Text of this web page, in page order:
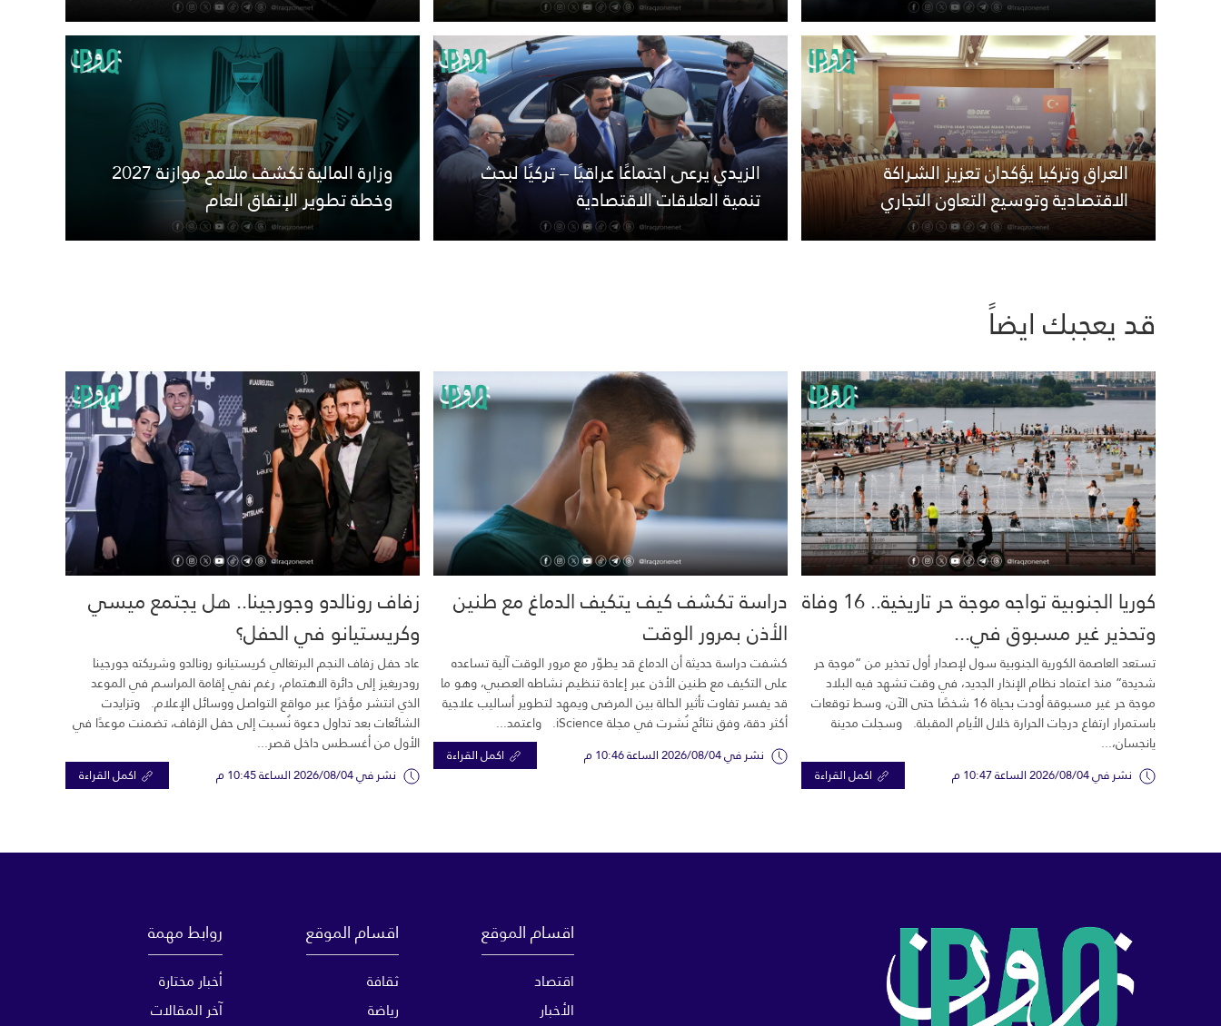
العراق وتركيا يؤكدان تعزيز الشراكة
الاقتصادية وتوسيع التعاون التجاري
الزيدي يرعى اجتماعًا عراقيًا – تركيًا لبحث
تنمية العلاقات الاقتصادية
وزارة المالية تكشف ملامح موازنة 2027
وخطة تطوير الإنفاق العام
قد يعجبك ايضاً
كوريا الجنوبية تواجه موجة حر تاريخية.. 16 وفاة
وتحذير غير مسبوق في...
تستعد العاصمة الكورية الجنوبية سول لإصدار أول تحذير من “موجة حر
شديدة” منذ اعتماد نظام الإنذار الجديد، في وقت تشهد فيه البلاد
موجة حر غير مسبوقة أودت بحياة 16 شخصًا حتى الآن، وسط توقعات
باستمرار ارتفاع درجات الحرارة خلال الأيام المقبلة. وسجلت مدينة
يانجسان،...
نشر في 2026/08/04 الساعة 10:47 م اكمل القراءة
دراسة تكشف كيف يتكيف الدماغ مع طنين
الأذن بمرور الوقت
كشفت دراسة حديثة أن الدماغ قد يطوّر مع مرور الوقت آلية تساعده
على التكيف مع طنين الأذن عبر إعادة تنظيم نشاطه العصبي، وهو ما
قد يفسر تفاوت تأثير الحالة بين المرضى ويمهد لتطوير أساليب علاجية
أكثر دقة، وفق نتائج نُشرت في مجلة iScience. واعتمد...
نشر في 2026/08/04 الساعة 10:46 م اكمل القراءة
زفاف رونالدو وجورجينا.. هل يجتمع ميسي
وكريستيانو في الحفل؟
عاد حفل زفاف النجم البرتغالي كريستيانو رونالدو وشريكته جورجينا
رودريغيز إلى دائرة الاهتمام، رغم نفي إقامة المراسم في الموعد
الذي انتشر مؤخرًا عبر مواقع التواصل ووسائل الإعلام. وتزايدت
الشائعات بعد تداول دعوة نُسبت إلى حفل الزفاف، تضمنت موعدًا في
الأول من أغسطس داخل قصر...
نشر في 2026/08/04 الساعة 10:45 م اكمل القراءة
اقسام الموقع
اقتصاد
الأخبار
اقسام الموقع
ثقافة
رياضة
روابط مهمة
أخبار مختارة
آخر المقالات